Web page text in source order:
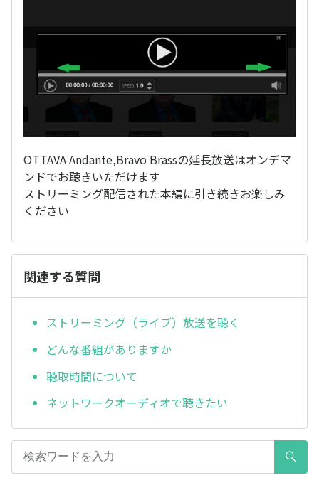
OTTAVA Andante,Bravo Brassの延長放送はオンデマ
ンドでお聴きいただけます
ストリーミング配信された本編に引き続きお楽しみ
ください
関連する質問
ストリーミング（ライブ）放送を聴く
どんな番組がありますか
聴取時間について
ネットワークオーディオで聴きたい